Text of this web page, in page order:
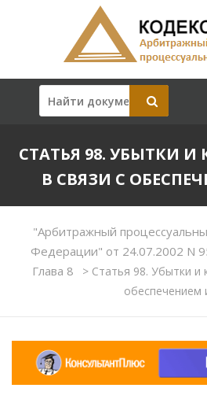
СТАТЬЯ 98. УБЫТКИ
В СВЯЗИ С
"Арбитражный
Федерации" от 24.07.2002 N
Глава 8 > Статья 98. Убытки и
обеспечением